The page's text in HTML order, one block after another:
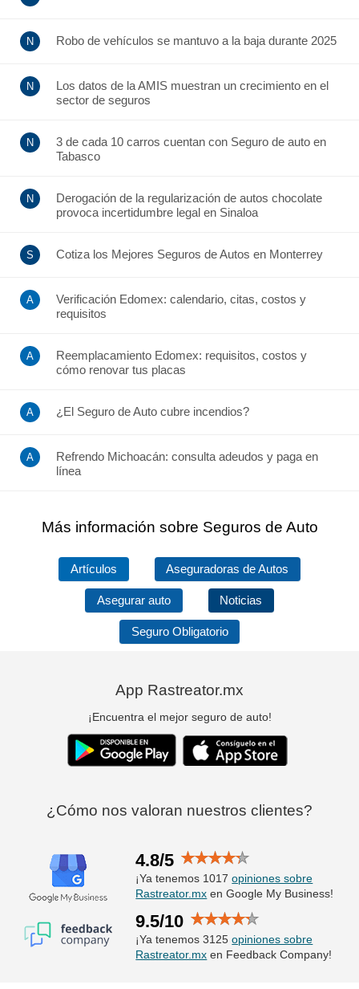
Robo de vehículos se mantuvo a la baja durante 2025
Los datos de la AMIS muestran un crecimiento en el
sector de seguros
3 de cada 10 carros cuentan con Seguro de auto en
Tabasco
Derogación de la regularización de autos chocolate
provoca incertidumbre legal en Sinaloa
Cotiza los Mejores Seguros de Autos en Monterrey
Verificación Edomex: calendario, citas, costos y
requisitos
Reemplacamiento Edomex: requisitos, costos y
cómo renovar tus placas
¿El Seguro de Auto cubre incendios?
Refrendo Michoacán: consulta adeudos y paga en
línea
Más información sobre Seguros de Auto
Artículos Aseguradoras de Autos
Asegurar auto Noticias
Seguro Obligatorio
App Rastreator.mx
¡Encuentra el mejor seguro de auto!
¿Cómo nos valoran nuestros clientes?
4.8/5
¡Ya tenemos 1017opiniones sobre
Rastreator.mx en Google My Business!
9.5/10
¡Ya tenemos 3125opiniones sobre
Rastreator.mx en Feedback Company!